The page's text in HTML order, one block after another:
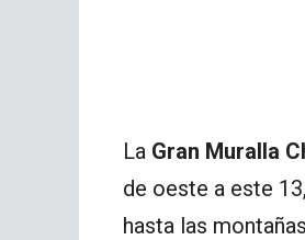
La Gran Muralla
de oeste a este
hasta las